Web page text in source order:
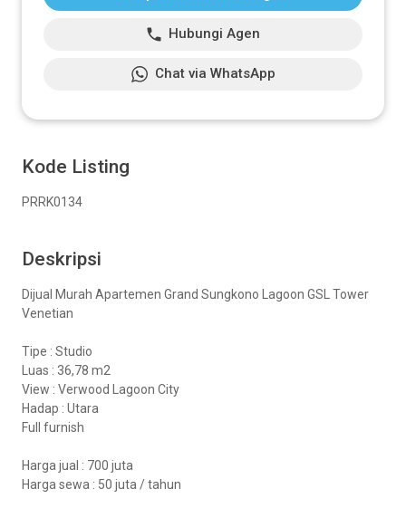
Kode Listing
PRRK0134
Deskripsi
Dijual Murah Apartemen Grand Sungkono Lagoon GSL Tower
Venetian
Tipe : Studio
Luas : 36,78 m2
View : Verwood Lagoon City
Hadap : Utara
Full furnish
Harga jual : 700 juta
Harga sewa : 50 juta / tahun
Hubungi Agen
Chat via WhatsApp